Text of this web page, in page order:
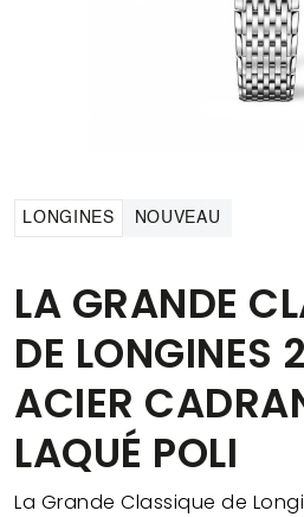
LONGINES NOUVEAU
LA GRANDE
DE
ACIER
LAQUÉ POLI
La Grande Classique de